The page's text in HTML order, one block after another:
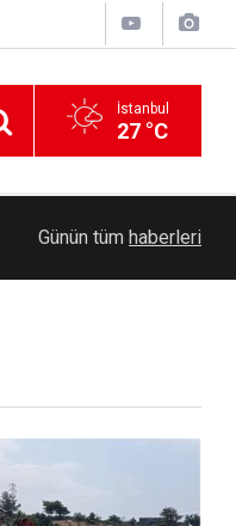
İstanbul
27 °C
Fatih'te iş yerinden 1,5
Günün tüm haberleri